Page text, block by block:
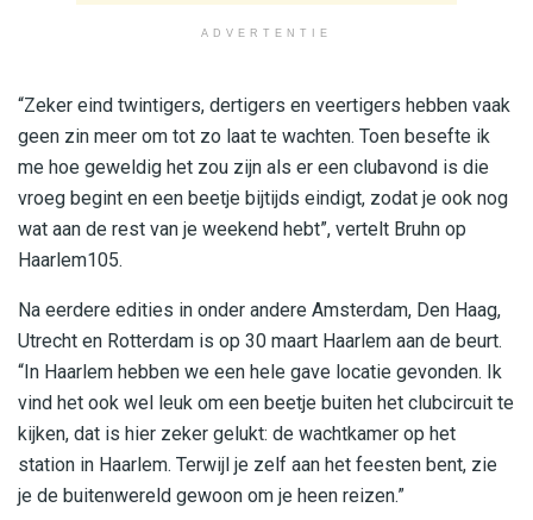
ADVERTENTIE
“Zeker eind twintigers, dertigers en veertigers hebben vaak
geen zin meer om tot zo laat te wachten. Toen besefte ik
me hoe geweldig het zou zijn als er een clubavond is die
vroeg begint en een beetje bijtijds eindigt, zodat je ook nog
wat aan de rest van je weekend hebt”, vertelt Bruhn op
Haarlem105.
Na eerdere edities in onder andere Amsterdam, Den Haag,
Utrecht en Rotterdam is op 30 maart Haarlem aan de beurt.
“In Haarlem hebben we een hele gave locatie gevonden. Ik
vind het ook wel leuk om een beetje buiten het clubcircuit te
kijken, dat is hier zeker gelukt: de wachtkamer op het
station in Haarlem. Terwijl je zelf aan het feesten bent, zie
je de buitenwereld gewoon om je heen reizen.”